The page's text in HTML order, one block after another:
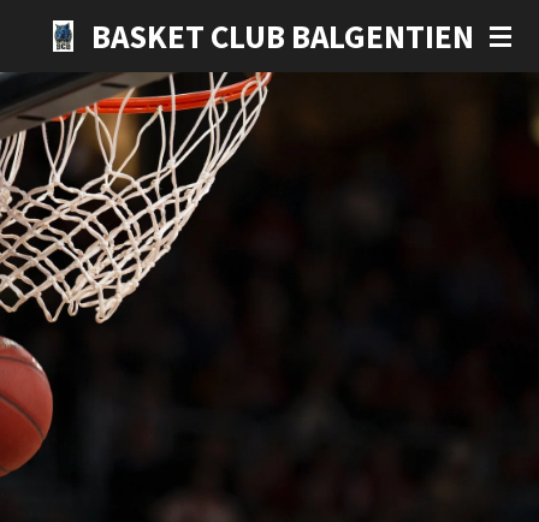
Passer
contenu
principal
BASKET CLUB BALGENTIEN